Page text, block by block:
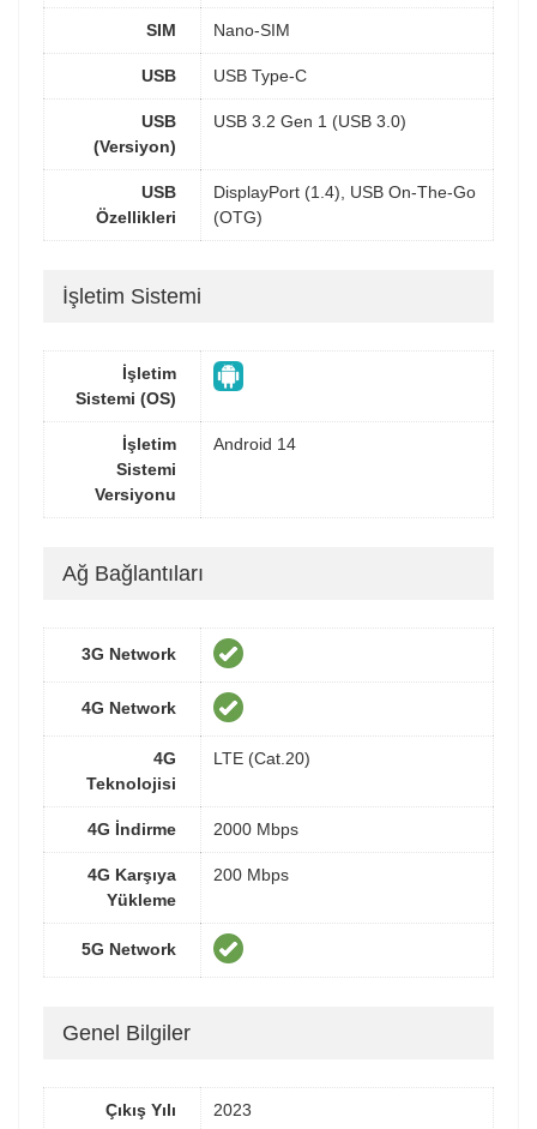
SIM Nano-SIM
USB USB Type-C
USB
(Versiyon)
USB 3.2 Gen 1 (USB 3.0)
USB
Özellikleri
DisplayPort (1.4), USB On-The-Go
(OTG)
İşletim Sistemi
İşletim
Sistemi (OS)
İşletim
Sistemi
Versiyonu
Android 14
Ağ Bağlantıları
3G Network
4G Network
4G
Teknolojisi
LTE (Cat.20)
4G İndirme 2000 Mbps
4G Karşıya
Yükleme
200 Mbps
5G Network
Genel Bilgiler
Çıkış Yılı 2023